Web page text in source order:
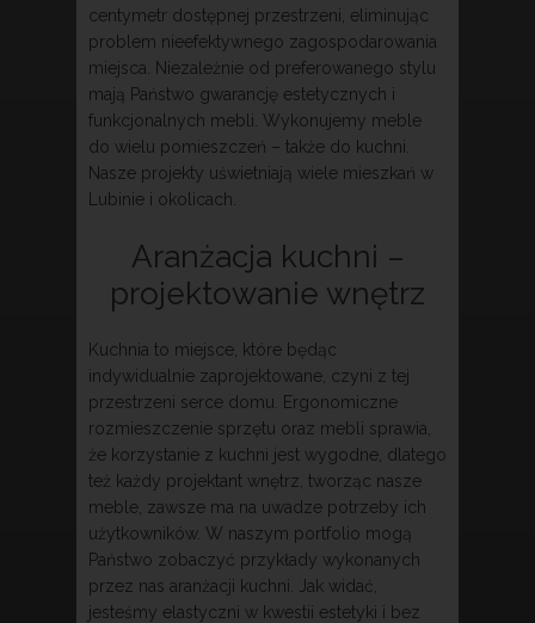
centymetr dostępnej przestrzeni, eliminując
problem nieefektywnego zagospodarowania
miejsca. Niezależnie od preferowanego stylu
mają Państwo gwarancję estetycznych i
funkcjonalnych mebli. Wykonujemy meble
do wielu pomieszczeń – także do kuchni.
Nasze projekty uświetniają wiele mieszkań w
Lubinie i okolicach.
Aranżacja kuchni –
projektowanie wnętrz
Kuchnia to miejsce, które będąc
indywidualnie zaprojektowane, czyni z tej
przestrzeni serce domu. Ergonomiczne
rozmieszczenie sprzętu oraz mebli sprawia,
że korzystanie z kuchni jest wygodne, dlatego
też każdy projektant wnętrz, tworząc nasze
meble, zawsze ma na uwadze potrzeby ich
użytkowników. W naszym portfolio mogą
Państwo zobaczyć przykłady wykonanych
przez nas aranżacji kuchni. Jak widać,
jesteśmy elastyczni w kwestii estetyki i bez